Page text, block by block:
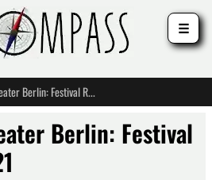
Deutsches Theater Berlin: Festival Radar Ost 2021
Berlin: Festival
☰